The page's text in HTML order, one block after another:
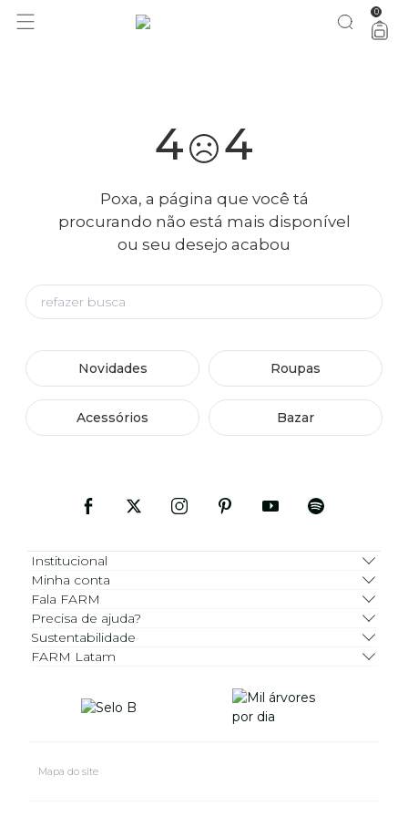
você merece 30% OFF pra comemorar com a gente aproveita! 0
4 4
Poxa, a página que você tá
procurando não está mais disponível
ou seu desejo acabou
Novidades Roupas
Acessórios Bazar
Institucional
Minha conta
Fala FARM
Precisa de ajuda?
Sustentabilidade
FARM Latam
Mapa do site